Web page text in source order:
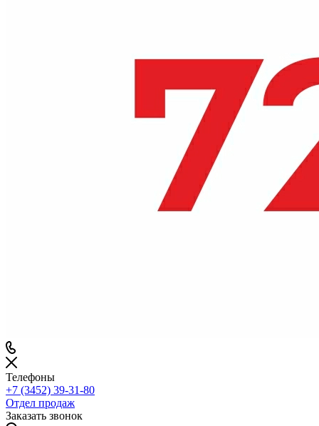
Телефоны
+7 (3452) 39-31-80
Отдел продаж
Заказать звонок